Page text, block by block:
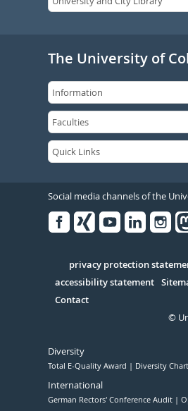
The University of
Social media channels of the
Serivce
privacy protection
accessibility statement
Contact
©
Diversity
Total E-Quality Award Diversity
International
German Rectors' Conference Audit